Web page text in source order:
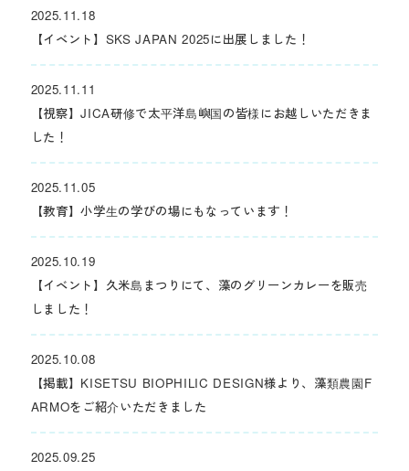
2025.11.18
【イベント】SKS JAPAN 2025に出展しました！
2025.11.11
【視察】JICA研修で太平洋島嶼国の皆様にお越しいただきま
した！
2025.11.05
【教育】小学生の学びの場にもなっています！
2025.10.19
【イベント】久米島まつりにて、藻のグリーンカレーを販売
しました！
2025.10.08
【掲載】KISETSU BIOPHILIC DESIGN様より、藻類農園F
ARMOをご紹介いただきました
2025.09.25